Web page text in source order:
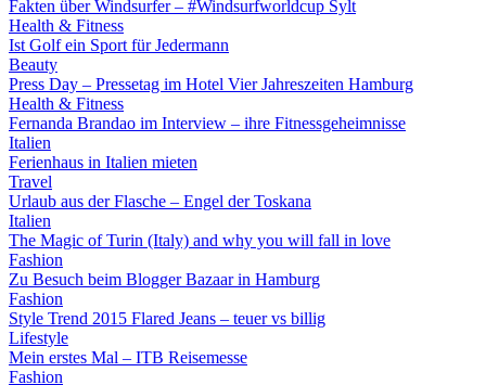
Fakten über Windsurfer – #Windsurfworldcup Sylt
Health & Fitness
Ist Golf ein Sport für Jedermann
Beauty
Press Day – Pressetag im Hotel Vier Jahreszeiten Hamburg
Health & Fitness
Fernanda Brandao im Interview – ihre Fitnessgeheimnisse
Italien
Ferienhaus in Italien mieten
Travel
Urlaub aus der Flasche – Engel der Toskana
Italien
The Magic of Turin (Italy) and why you will fall in love
Fashion
Zu Besuch beim Blogger Bazaar in Hamburg
Fashion
Style Trend 2015 Flared Jeans – teuer vs billig
Lifestyle
Mein erstes Mal – ITB Reisemesse
Fashion